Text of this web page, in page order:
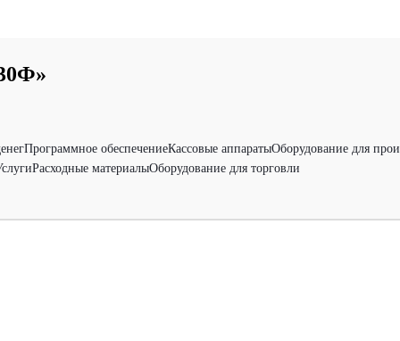
Программное обеспечениеКассовые аппаратыОборудование для
Расходные материалыОборудование для торговли